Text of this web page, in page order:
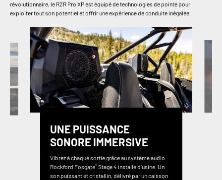
révolutionnaire, le RZR Pro XP est équipé de technologies de pointe pour
exploiter tout son potentiel et offrir une expérience de conduite inégalée.
UNE PUISSANCE
SONORE IMMERSIVE
Vibrez à chaque sortie grâce au système audio
Rockford Fosgate®Stage 4 installé d’usine. Un
son puissant et cristallin, délivré par un caisson